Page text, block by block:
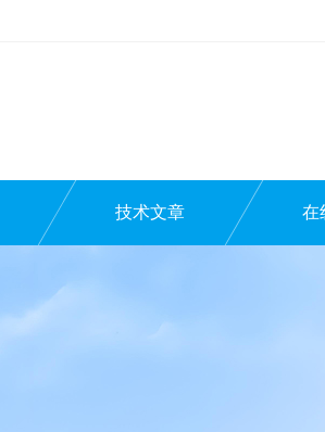
技术文章 在